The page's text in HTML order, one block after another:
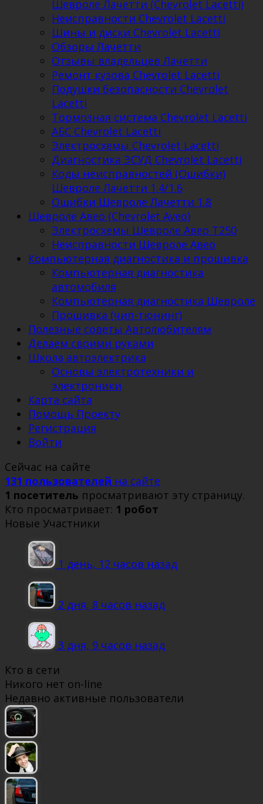
Шевроле Лачетти (Chevrolet Lacetti)
Неисправности Chevrolet Lacetti
Шины и диски Chevrolet Lacetti
Обзоры Лачетти
Отзывы владельцев Лачетти
Ремонт кузова Chevrolet Lacetti
Подушки безопасности Chevrolet
Lacetti
Тормозная система Chevrolet Lacetti
АБС Chevrolet Lacetti
Электросхемы Chevrolet Lacetti
Диагностика ЭСУД Chevrolet Lacetti
Коды неисправностей (Ошибки)
Шевроле Лачетти 1.4/1.6
Ошибки Шевроле Лачетти 1.8
Шевроле Авео (Chevrolet Aveo)
Электросхемы Шевроле Авео Т250
Неисправности Шевроле Авео
Компьютерная диагностика и прошивка
Компьютерная диагностика
автомобиля
Компьютерная диагностика Шевроле
Прошивка (чип-тюнинг)
Полезные советы Автолюбителям
Делаем своими руками
Школа автоэлектрика
Основы электротехники и
электроники
Карта сайта
Помощь Проекту
Регистрация
Войти
Сейчас на сайте
131 пользователей на сайте
1 посетитель просматривают эту страницу.
Кто просматривает: 1 робот
Новые Участники
1 день, 12 часов назад
2 дня, 8 часов назад
3 дня, 9 часов назад
Кто в сети
Никого нет on-line
Недавно активные пользователи